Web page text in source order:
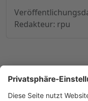
Redakteur: rpu
© 1998-2026by GSC
Datenschutz